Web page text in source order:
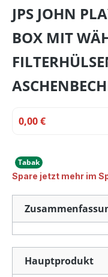
JPS JOHN
BOX MIT
0,00 €
Tabak
Spare jetzt mehr im
Hauptprodukt